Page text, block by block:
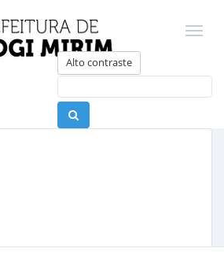
Alto contraste